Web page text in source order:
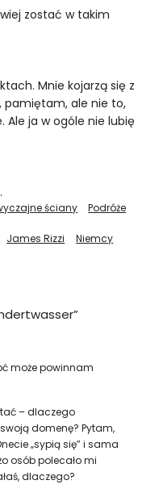
zostać w takim
Mnie kojarzą się z
pamiętam, ale nie to,
Ale ja w ogóle nie lubię
ściany Podróże
James Rizzi
Niemcy
”
może powinnam
– dlaczego
domenę? Pytam,
„sypią się” i sama
osób polecało mi
dlaczego?